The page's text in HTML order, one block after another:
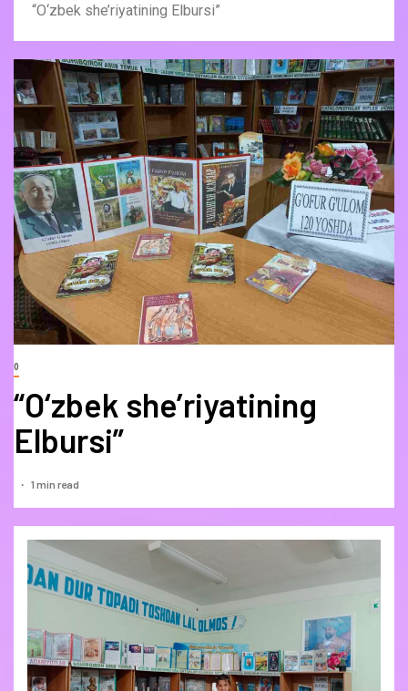
“O‘zbek she’riyatining Elbursi”
0
“O‘zbek she’riyatining
Elbursi”
1 min read